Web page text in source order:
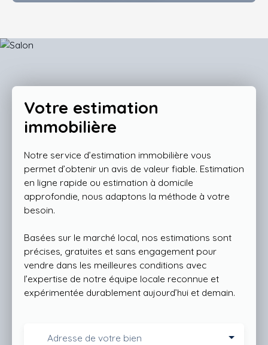
Votre estimation
immobilière
Notre service d’estimation immobilière vous
permet d’obtenir un avis de valeur fiable. Estimation
en ligne rapide ou estimation à domicile
approfondie, nous adaptons la méthode à votre
besoin.
Basées sur le marché local, nos estimations sont
précises, gratuites et sans engagement pour
vendre dans les meilleures conditions avec
l’expertise de notre équipe locale reconnue et
expérimentée durablement aujourd’hui et demain.
Adresse de votre bien